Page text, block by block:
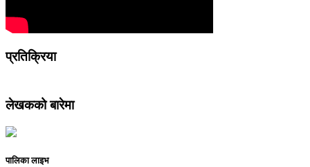
प्रतिक्रिया
लेखकको बारेमा
पालिका लाइभ